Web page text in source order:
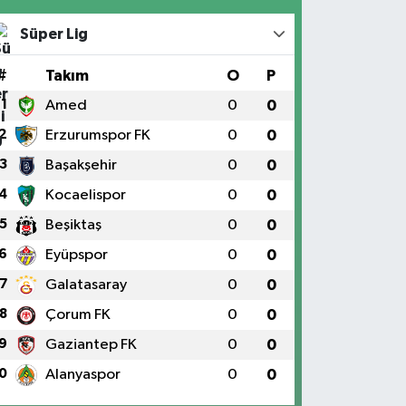
Süper Lig
Takım O P
1 Amed 0 0
Erzurumspor FK 0 0
3 Başakşehir 0 0
Kocaelispor 0 0
5 Beşiktaş 0 0
Eyüpspor 0 0
7 Galatasaray 0 0
8 Çorum FK 0 0
Gaziantep FK 0 0
Alanyaspor 0 0